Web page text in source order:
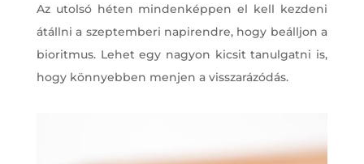
Az utolsó héten mindenképpen el kell kezdeni
átállni a szeptemberi napirendre, hogy beálljon a
bioritmus. Lehet egy nagyon kicsit tanulgatni is,
hogy könnyebben menjen a visszarázódás.